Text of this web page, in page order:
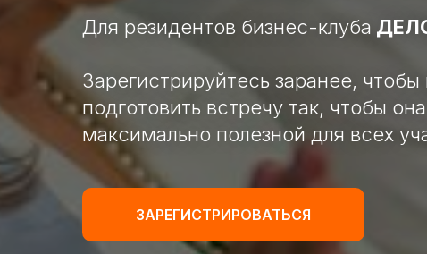
Для резидентов бизнес-клуба
Зарегистрируйтесь заранее,
подготовить встречу так, чтобы
максимально полезной для всех
ЗАРЕГИСТРИРОВАТЬСЯ